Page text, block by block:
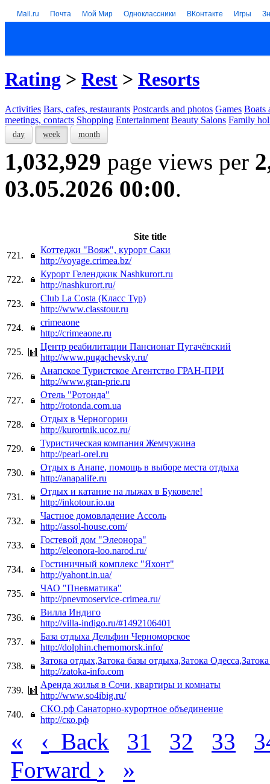
Mail.ru Почта Мой Мир Одноклассники ВКонтакте Игры
Rating > Rest > Resorts
Activities Bars, cafes, restaurants Postcards and photos Games Boats
meetings, contacts Shopping Entertainment Beauty Salons Family
day week month
1,032,929 page views per
03.05.2026 00:00.
Site title
721.
Коттеджи "Вояж", курорт Саки
http://voyage.crimea.bz/
722.
Курорт Геленджик Nashkurort.ru
http://nashkurort.ru/
723.
Club La Costa (Класс Тур)
http://www.classtour.ru
724.
crimeaone
http://crimeaone.ru
725.
Центр реабилитации Пансионат Пугачёвский
http://www.pugachevsky.ru/
726.
Анапское Туристское Агентство ГРАН-ПРИ
http://www.gran-prie.ru
727.
Отель "Ротонда"
http://rotonda.com.ua
728.
Отдых в Черногории
http://kurortnik.ucoz.ru/
729.
Туристическая компания Жемчужина
http://pearl-orel.ru
730.
Отдых в Анапе, помощь в выборе места отдыха
http://anapalife.ru
731.
Отдых и катание на лыжах в Буковеле!
http://inkotour.io.ua
732.
Частное домовладение Ассоль
http://assol-house.com/
733.
Гостевой дом "Элеонора"
http://eleonora-loo.narod.ru/
734.
Гостиничный комплекс "Яхонт"
http://yahont.in.ua/
735.
ЧАО "Пневматика"
http://pnevmoservice-crimea.ru/
736.
Вилла Индиго
http://villa-indigo.ru/#1492106401
737.
База отдыха Дельфин Черноморское
http://dolphin.chernomorsk.info/
738.
Затока отдых,Затока базы отдыха,Затока Одесса,Затока
http://zatoka-info.com
739.
Аренда жилья в Сочи, квартиры и комнаты
http://www.so4ibig.ru/
740.
СКО.рф Санаторно-курортное объединение
http://ско.рф
« ‹ Back 31 32 33
Forward › »